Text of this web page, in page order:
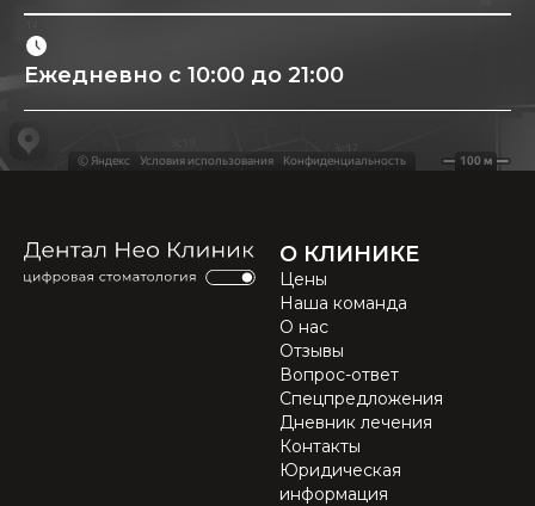
Ежедневно с 10:00 до 21:00
О КЛИНИКЕ
Цены
Наша команда
О нас
Отзывы
Вопрос-ответ
Спецпредложения
Дневник лечения
Контакты
Юридическая
информация